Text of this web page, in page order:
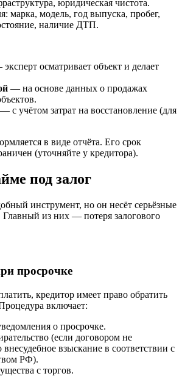
юридическая чистота.
марка, модель, год выпуска, пробег,
наличие ДТП.
осматривает объект и делает
— на основе данных о продажах
— с учётом затрат на восстановление (для
в виде отчёта. Его срок
(уточняйте у кредитора).
под залог
инструмент, но он несёт серьёзные
из них — потеря залогового
просрочке
кредитор имеет право обратить
включает:
о просрочке.
(если договором не
взыскание в соответствии с
РФ).
с торгов.